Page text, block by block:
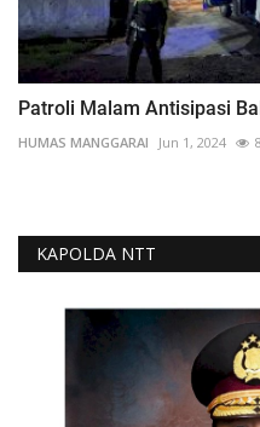
Patroli Malam Antisipasi
HUMAS MANGGARAI Jun 1, 2024
KAPOLDA NTT